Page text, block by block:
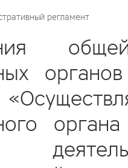
регламент
общей